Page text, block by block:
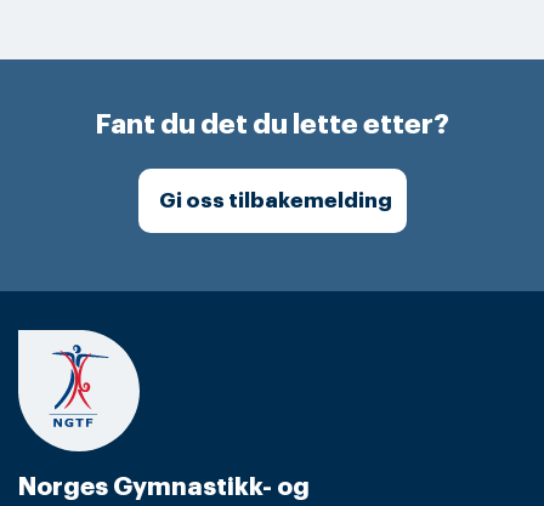
Fant du det du lette etter?
Gi oss tilbakemelding
Norges Gymnastikk- og